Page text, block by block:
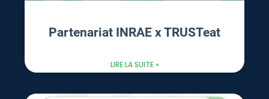
Partenariat INRAE x TRUSTeat
LIRE LA SUITE »